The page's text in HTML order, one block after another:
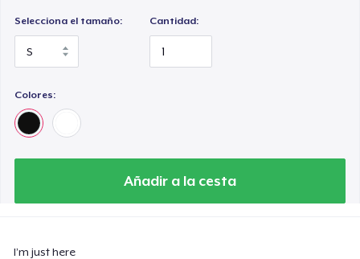
Selecciona el tamaño: Cantidad:
Colores:
Añadir a la cesta
I’m just here